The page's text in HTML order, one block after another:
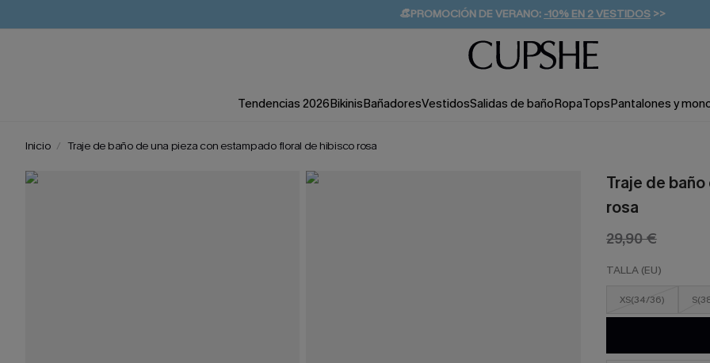
👒PROMOCIÓN DE VERANO: -10% EN 2 VESTIDOS >>
💌¡SUSCRIBIRSE & GANAR -10% EXTRA!
🚚ENVÍO GRATUITO A PARTIR DE 49 € >>
Tendencias 2026BikinisBañadoresVestidosSalidas de bañoRopaTopsPantalones y
Inicio Traje de baño de una pieza con estampado floral de hibisco rosa
Traje de
rosa
29,90 €
TALLA (EU)
XS(34/36)